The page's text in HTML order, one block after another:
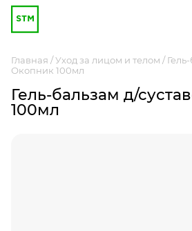
Главная Уход за лицом и телом
Окопник 100мл
Гель-бальзам д/
100мл